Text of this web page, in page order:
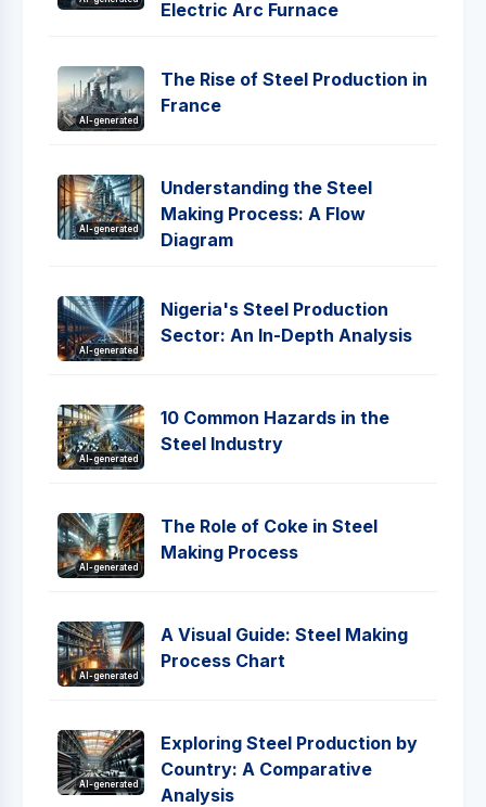
Electric Arc Furnace
AI-generated
The Rise of Steel Production in
France
AI-generated
Understanding the Steel
Making Process: A Flow
Diagram
AI-generated
Nigeria's Steel Production
Sector: An In-Depth Analysis
AI-generated
10 Common Hazards in the
Steel Industry
AI-generated
The Role of Coke in Steel
Making Process
AI-generated
A Visual Guide: Steel Making
Process Chart
AI-generated
Exploring Steel Production by
Country: A Comparative
Analysis